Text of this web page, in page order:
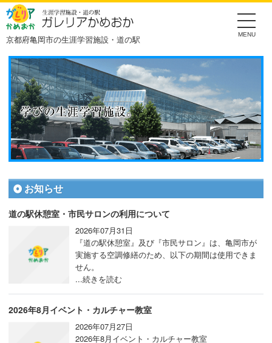
Skip
to
the
content
京都府亀岡市の生涯学習施設・道の駅
お知らせ
道の駅休憩室・市民サロンの利用について
2026年07月31日
『道の駅休憩室』及び『市民サロン』は、亀岡市が
実施する空調修繕のため、以下の期間は使用できま
せん。
...続きを読む
2026年8月イベント・カルチャー教室
2026年07月27日
2026年8月イベント・カルチャー教室